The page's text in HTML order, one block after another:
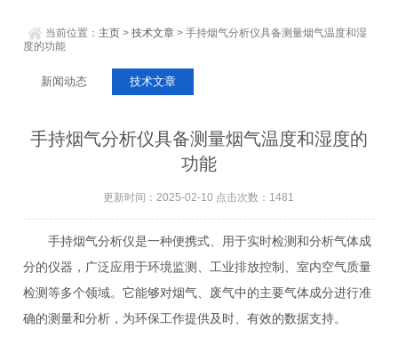
当前位置： 主页 >技术文章 > 手持烟气分析仪具备测量烟气温度和湿
度的功能
新闻动态 技术文章
手持烟气分析仪具备测量烟气温度和湿度的
功能
更新时间：2025-02-10 点击次数：1481
手持烟气分析仪是一种便携式、用于实时检测和分析气体成
分的仪器，广泛应用于环境监测、工业排放控制、室内空气质量
检测等多个领域。它能够对烟气、废气中的主要气体成分进行准
确的测量和分析，为环保工作提供及时、有效的数据支持。